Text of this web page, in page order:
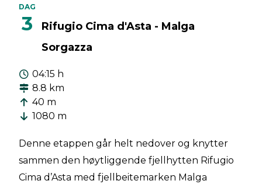
DAG
3
Rifugio Cima d'Asta - Malga
Sorgazza
04:15 h
8.8 km
40 m
1080 m
Denne etappen går helt nedover og knytter
sammen den høytliggende fjellhytten Rifugio
Cima d’Asta med fjellbeitemarken Malga